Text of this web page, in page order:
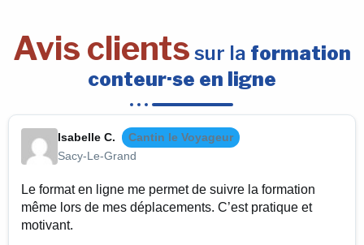
Avis clients sur la formation
conteur·se en ligne
Isabelle C.
Cantin le Voyageur
Sacy-Le-Grand
Le format en ligne me permet de suivre la formation
même lors de mes déplacements. C’est pratique et
motivant.